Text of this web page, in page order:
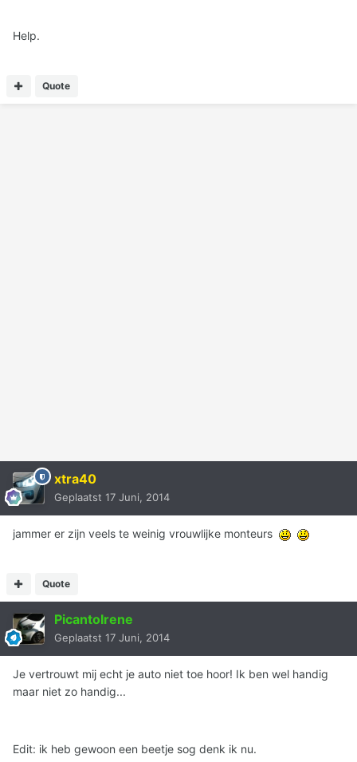
Help.
Quote
xtra40
Geplaatst 17 Juni, 2014
jammer er zijn veels te weinig vrouwlijke monteurs
Quote
PicantoIrene
Geplaatst 17 Juni, 2014
Je vertrouwt mij echt je auto niet toe hoor! Ik ben wel handig
maar niet zo handig...
Edit: ik heb gewoon een beetje sog denk ik nu.